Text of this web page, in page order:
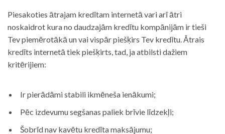
Piesakoties ātrajam kredītam internetā vari arī ātri
noskaidrot kura no daudzajām kredītu kompānijām ir tieši
Tev piemērotākā un vai vispār piešķirs Tev kredītu. Ātrais
kredīts internetā tiek piešķirts, tad, ja atbilsti dažiem
kritērijiem:
Ir pierādāmi stabili ikmēneša ienākumi;
Pēc izdevumu segšanas paliek brīvie līdzekļi;
Šobrīd nav kavētu kredīta maksājumu;